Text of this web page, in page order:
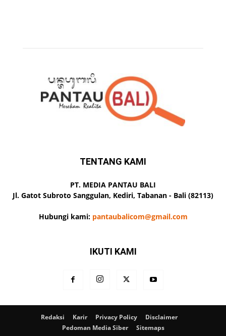
TENTANG KAMI
PT. MEDIA PANTAU BALI
Jl. Gatot Subroto Sanggulan, Kediri, Tabanan - Bali (82113)
Hubungi kami: pantaubalicom@gmail.com
IKUTI KAMI
Redaksi Karir Privacy Policy
Disclaimer
Pedoman Media Siber
Sitemaps